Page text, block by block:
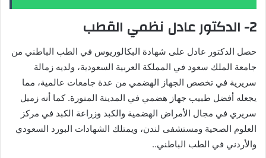
2- الدكتور عادل نظمي القطب
حصل الدكتور عادل على شهادة البكالوريوس في الطب الباطني من
جامعة الملك سعود في المملكة العربية السعودية، ولديه زمالة
سريرية في تخصص الجهاز الهضمي من عدة جامعات عالمية، مما
يجعله أفضل طبيب جهاز هضمي في المدينة المنورة. كما أنه زميل
سريري في مجال الأمراض الهضمية والكبد وزراعة الكبد في مركز
العلوم الصحية ومستشفى لندن، ويمتلك الشهادات البورد السعودي
والأردني في الطب الباطني..